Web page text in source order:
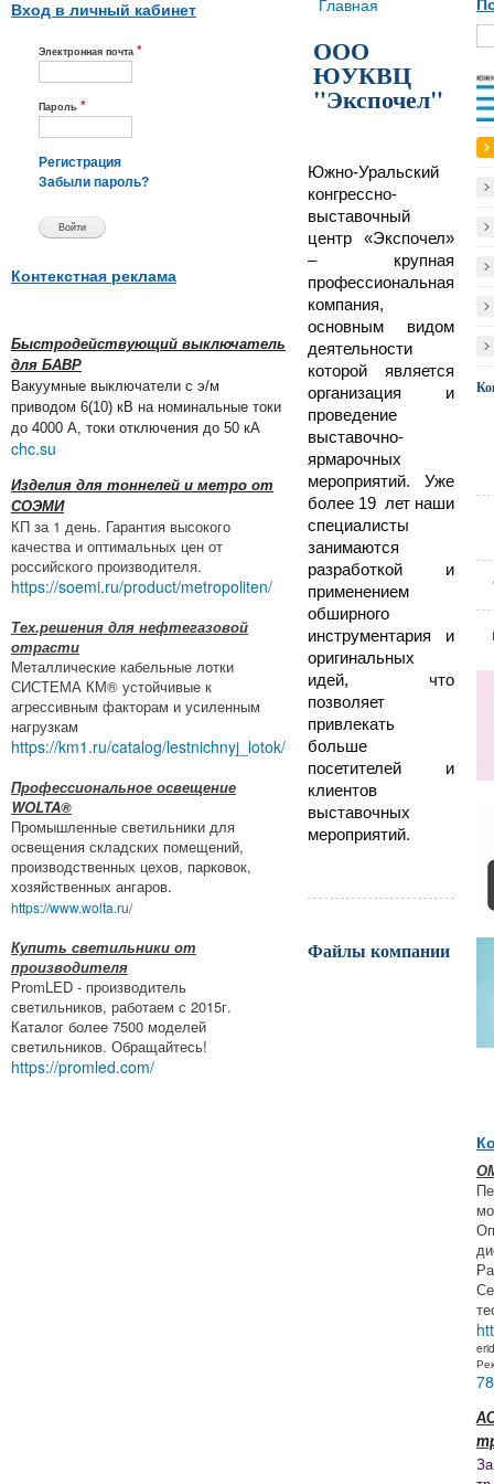
Вход в личный кабинет
Электронная почта *
Пароль *
Регистрация
Забыли пароль?
Контекстная реклама
Быстродействующий выключатель
для БАВР
Вакуумные выключатели с э/м
приводом 6(10) кВ на номинальные токи
до 4000 А, токи отключения до 50 кА
chc.su
Изделия для тоннелей и метро от
СОЭМИ
КП за 1 день. Гарантия высокого
качества и оптимальных цен от
российского производителя.
https://soemi.ru/product/metropoliten/
Тех.решения для нефтегазовой
отрасти
Металлические кабельные лотки
СИСТЕМА КМ® устойчивые к
агрессивным факторам и усиленным
нагрузкам
https://km1.ru/catalog/lestnichnyj_lotok/
Профессиональное освещение
WOLTA®
Промышленные светильники для
освещения складских помещений,
производственных цехов, парковок,
хозяйственных ангаров.
https://www.wolta.ru/
Купить светильники от
производителя
PromLED - производитель
светильников, работаем с 2015г.
Каталог более 7500 моделей
светильников. Обращайтесь!
https://promled.com/
Вы здесь
Главная
ООО
ЮУКВЦ
"Экспочел"
Южно-Уральский
конгрессно-
выставочный
центр «Экспочел»
– крупная
профессиональная
компания,
основным видом
деятельности
которой является
организация и
проведение
выставочно-
ярмарочных
мероприятий. Уже
более 19 лет наши
специалисты
занимаются
разработкой и
применением
обширного
инструментария и
оригинальных
идей, что
позволяет
привлекать
больше
посетителей и
клиентов
выставочных
мероприятий.
Файлы компании